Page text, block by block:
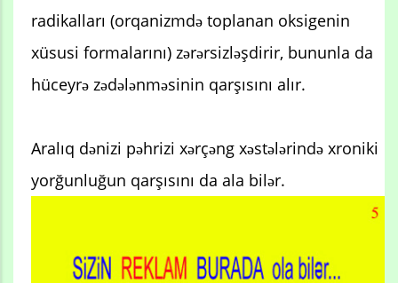
radikalları (orqanizmdə toplanan oksigenin
xüsusi formalarını) zərərsizləşdirir, bununla da
hüceyrə zədələnməsinin qarşısını alır.
Aralıq dənizi pəhrizi xərçəng xəstələrində xroniki
yorğunluğun qarşısını da ala bilər.